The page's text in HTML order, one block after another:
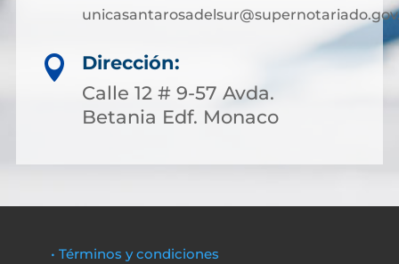

Dirección:
Calle 12 # 9-57 Avda.
Betania Edf. Monaco
• Términos y condiciones